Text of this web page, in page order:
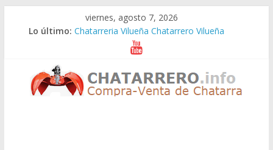
viernes, agosto 7, 2026
Lo último: Chatarreria Vilueña Chatarrero Vilueña
Chatarreria Zuera Chatarrero Zuera
Chatarreria Zaragoza Chatarrero Zaragoza
Chatarreria Zaida Chatarrero Zaida
Chatarreria Vistabella Chatarrero Vistabella